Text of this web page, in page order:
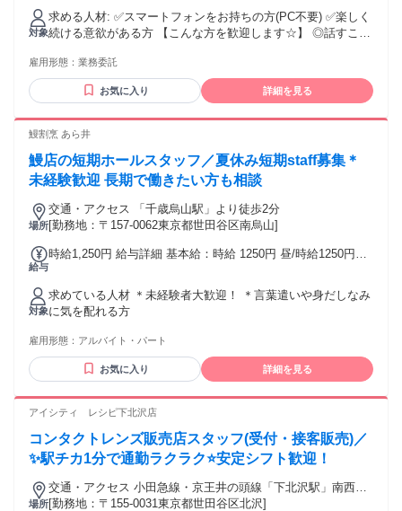
応じてステップアップ可能 《報酬例》 ◆学生（週3日・1日3
時間） ⏩月4～5万円前後 ◆主婦（週5日・1日4時間） ⏩月10
万円前後 ◆本業配信者（1日6時間以上） ⏩月30万円以上も可
能！ ※給与に関しては、 株式会社ライブナウVより支給しま
対象
求める人材: ✅スマートフォンをお持ちの方(PC不要) ✅楽しく
続ける意欲がある方 【こんな方を歓迎します☆】 ◎話すこと
得たい方 ◎副業・Wワークを探している方
｡.ꕤ‿ꕤ.｡｡.ꕤ‿ꕤ.｡｡.ꕤ‿ꕤ.｡｡.ꕤ‿ꕤ.｡｡.ꕤ‿ꕤ.｡ ☘フリーター
OK ☘主婦・主夫OK ☘大学生OK ☘副業・WワークOK ☘学
ジしたい」 応募理由はそれだけでOK♪ どうぞお気軽にご応募
雇用形態： 業務委託
お気に入り 詳細を見る
鰻割烹 あら井
鰻店の短期ホールスタッフ／夏休み短期staff募集＊
未経験歓迎 長期で働きたい方も相談
場所
交通・アクセス 「千歳烏山駅」より徒歩2分
[勤務地：〒157-0062東京都世田谷区南烏山]
給与
時給1,250円 給与詳細 基本給：時給 1250円 昼/時給1250円
対象
求めている人材 ＊未経験者大歓迎！ ＊言葉遣いや身だしなみ
に気を配れる方
雇用形態： アルバイト・パート
お気に入り 詳細を見る
アイシティ レシピ下北沢店
コンタクトレンズ販売店スタッフ(受付・接客販売)／
✨駅チカ1分で通勤ラクラク⭐安定シフト歓迎！
場所
交通・アクセス 小田急線・京王井の頭線「下北沢駅」南西口
より徒歩1分
[勤務地：〒155-0031東京都世田谷区北沢]